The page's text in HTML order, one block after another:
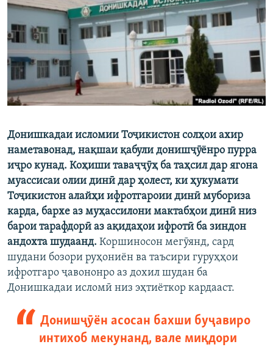
ГУЗОРИШҲОИ РАДИОӢ
Русский
ПАЙГИРӢ КУНЕД
Ҳамаи сомонаҳои RFE/RL
Донишкадаи исломии Тоҷикистон солҳои ахир
наметавонад, нақшаи қабули донишҷӯёнро пурра
иҷро кунад. Коҳиши таваҷҷӯҳ ба таҳсил дар ягона
муассисаи олии динӣ дар ҳолест, ки ҳукумати
Тоҷикистон алайҳи ифротгароии динӣ мубориза
карда, бархе аз муҳассилони мактабҳои динӣ низ
барои тарафдорӣ аз ақидаҳои ифротӣ ба зиндон
андохта шудаанд. Коршиносон мегӯянд, сард
шудани бозори руҳониён ва таъсири гуруҳҳои
ифротгаро ҷавононро аз дохил шудан ба
Донишкадаи исломӣ низ эҳтиёткор кардааст.
Донишҷӯён асосан бахши буҷавиро
интихоб мекунанд, вале миқдори